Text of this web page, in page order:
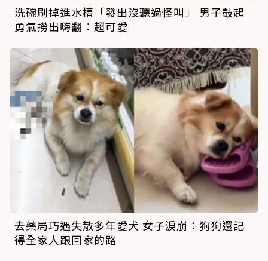
洗碗刷掉進水槽「發出沒聽過怪叫」 男子鼓起
勇氣撈出嗨翻：超可愛
去藥局巧遇失散多年愛犬 女子淚崩：狗狗還記
得全家人跟回家的路